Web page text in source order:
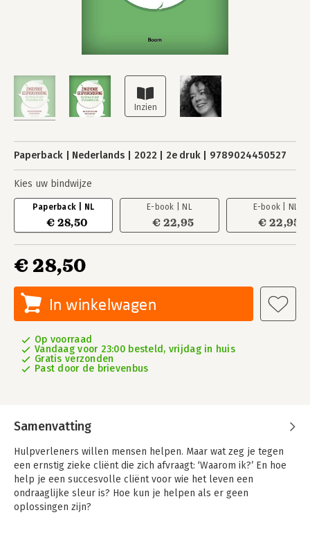
Paperback Nederlands 2022 2e druk 9789024450527
Kies uw bindwijze
Paperback | NL
€ 28,50
E-book | NL
€ 22,95
E-book | NL
€ 22,95
€ 28,50
In winkelwagen
Op voorraad
Vandaag voor 23:00 besteld, vrijdag in huis
Gratis verzonden
Past door de brievenbus
Samenvatting
Hulpverleners willen mensen helpen. Maar wat zeg je tegen
een ernstig zieke cliënt die zich afvraagt: ‘Waarom ik?’ En hoe
help je een succesvolle cliënt voor wie het leven een
ondraaglijke sleur is? Hoe kun je helpen als er geen
oplossingen zijn?